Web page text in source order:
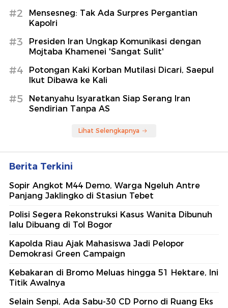
#2
Mensesneg: Tak Ada Surpres Pergantian
Kapolri
#3
Presiden Iran Ungkap Komunikasi dengan
Mojtaba Khamenei 'Sangat Sulit'
#4
Potongan Kaki Korban Mutilasi Dicari, Saepul
Ikut Dibawa ke Kali
#5
Netanyahu Isyaratkan Siap Serang Iran
Sendirian Tanpa AS
Lihat Selengkapnya
Berita Terkini
Sopir Angkot M44 Demo, Warga Ngeluh Antre
Panjang Jaklingko di Stasiun Tebet
Polisi Segera Rekonstruksi Kasus Wanita Dibunuh
lalu Dibuang di Tol Bogor
Kapolda Riau Ajak Mahasiswa Jadi Pelopor
Demokrasi Green Campaign
Kebakaran di Bromo Meluas hingga 51 Hektare, Ini
Titik Awalnya
Selain Senpi, Ada Sabu-30 CD Porno di Ruang Eks